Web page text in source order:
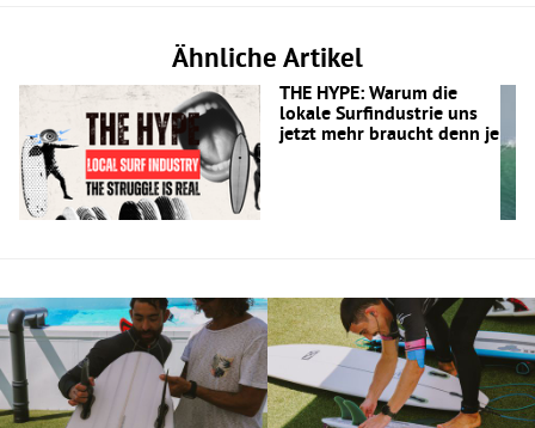
Ähnliche Artikel
THE HYPE: Warum die
lokale Surfindustrie uns
jetzt mehr braucht denn je